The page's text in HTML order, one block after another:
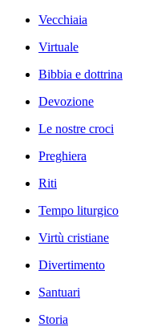
Vecchiaia
Virtuale
Bibbia e dottrina
Devozione
Le nostre croci
Preghiera
Riti
Tempo liturgico
Virtù cristiane
Divertimento
Santuari
Storia